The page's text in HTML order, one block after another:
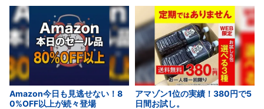
Amazon今日も見逃せない！8
0%OFF以上が続々登場
アマゾン1位の実績！380円で5
日間お試し。